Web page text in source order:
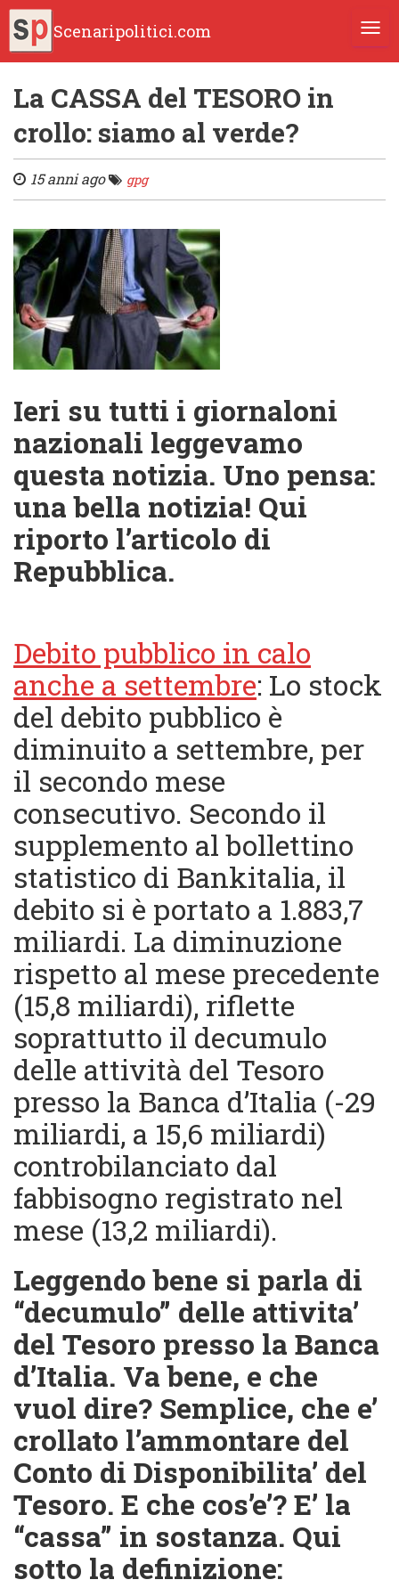
Scenaripolitici.com
La CASSA del TESORO in
crollo: siamo al verde?
15 anni ago gpg
Ieri su tutti i giornaloni
nazionali leggevamo
questa notizia. Uno pensa:
una bella notizia! Qui
riporto l’articolo di
Repubblica.
Debito pubblico in calo
anche a settembre: Lo stock
del debito pubblico è
diminuito a settembre, per
il secondo mese
consecutivo. Secondo il
supplemento al bollettino
statistico di Bankitalia, il
debito si è portato a 1.883,7
miliardi. La diminuzione
rispetto al mese precedente
(15,8 miliardi), riflette
soprattutto il decumulo
delle attività del Tesoro
presso la Banca d’Italia (-29
miliardi, a 15,6 miliardi)
controbilanciato dal
fabbisogno registrato nel
mese (13,2 miliardi).
Leggendo bene si parla di
“decumulo” delle attivita’
del Tesoro presso la Banca
d’Italia. Va bene, e che
vuol dire? Semplice, che e’
crollato l’ammontare del
Conto di Disponibilita’ del
Tesoro. E che cos’e’? E’ la
“cassa” in sostanza. Qui
sotto la definizione: